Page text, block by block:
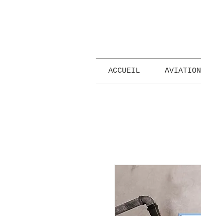
ACCUEIL AVIATION